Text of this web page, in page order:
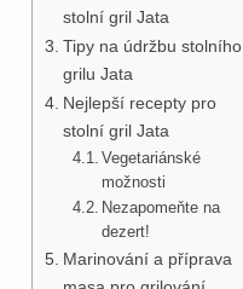
stolní gril Jata
Tipy na údržbu stolního
grilu Jata
Nejlepší recepty pro
stolní gril Jata
Vegetariánské
možnosti
Nezapomeňte na
dezert!
Marinování a příprava